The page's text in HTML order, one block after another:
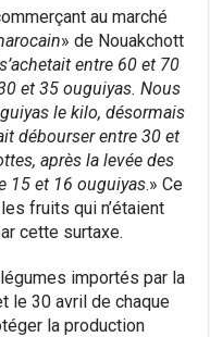
au marché
» de Nouakchott
entre 60 et 70
et 35 ouguiyas. Nous
le kilo, désormais
débourser entre 30 et
après la levée des
15 et 16 ouguiyas.» Ce
fruits qui n’étaient
cette surtaxe.
importés par la
le 30 avril de chaque
la production